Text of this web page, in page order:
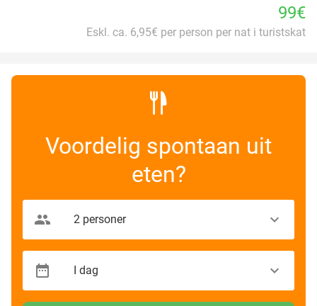
99€
Eskl. ca. 6,95€ per person per nat i turistskat
Voordelig spontaan uit
eten?